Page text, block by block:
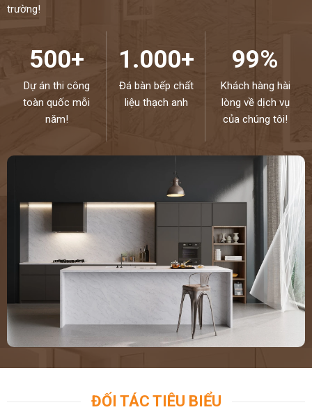
trường!
500+
Dự án thi công
toàn quốc mỗi
năm!
1.000+
Đá bàn bếp chất
liệu thạch anh
99%
Khách hàng hài
lòng về dịch vụ
của chúng tôi!
ĐỐI TÁC TIÊU BIỂU